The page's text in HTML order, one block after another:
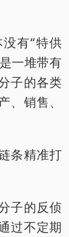
有“特供
一堆带有
子的各类
、销售、
条精准打
子的反侦
过不定期